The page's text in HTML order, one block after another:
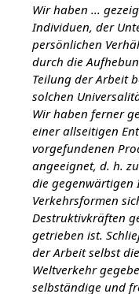
Wir haben ...
Individuen, der
persönlichen
durch die
Teilung der Arbeit
solchen
Wir haben ferner
einer allseitigen
vorgefundenen
angeeignet, d. h.
die gegenwärtigen
Verkehrsformen
Destruktivkräften
getrieben ist.
der Arbeit selbst
Weltverkehr
selbständige und